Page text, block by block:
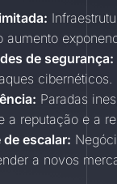
aumento
de segurança:
cibernéticos.
Paradas
a reputação e a
escalar:
a novos